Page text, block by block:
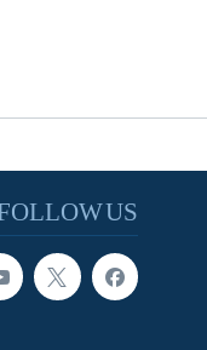
FOLLOW US